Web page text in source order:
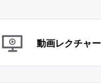
動画レクチャ